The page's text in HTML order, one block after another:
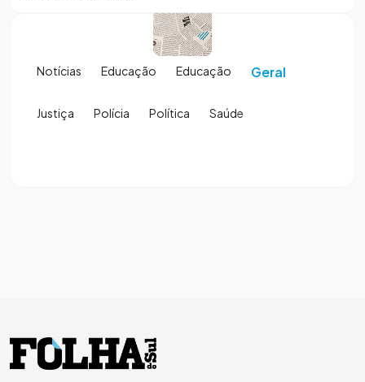
Notícias Educação Educação Geral
Justiça Polícia Política Saúde